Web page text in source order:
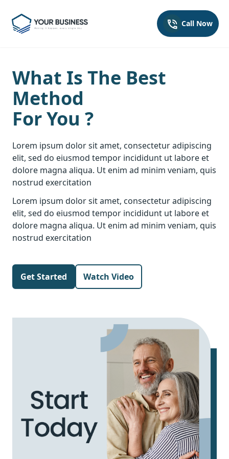
Your Company Open main menu
Call Now
What Is The Best
Method
For You ?
Lorem ipsum dolor sit amet, consectetur adipiscing
elit, sed do eiusmod tempor incididunt ut labore et
dolore magna aliqua. Ut enim ad minim veniam, quis
nostrud exercitation
Lorem ipsum dolor sit amet, consectetur adipiscing
elit, sed do eiusmod tempor incididunt ut labore et
dolore magna aliqua. Ut enim ad minim veniam, quis
nostrud exercitation
Get Started Watch Video